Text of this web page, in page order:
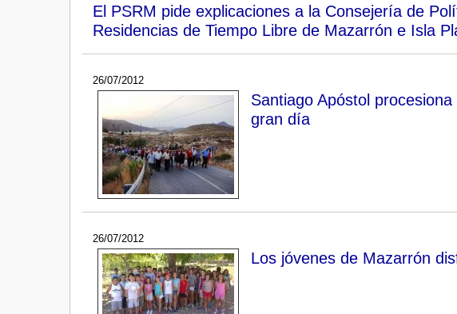
El PSRM pide explicaciones a la Consejería de
Residencias de Tiempo Libre de Mazarrón e Isla
26/07/2012
Santiago Apóstol
gran día
26/07/2012
Los jóvenes de Mazarrón